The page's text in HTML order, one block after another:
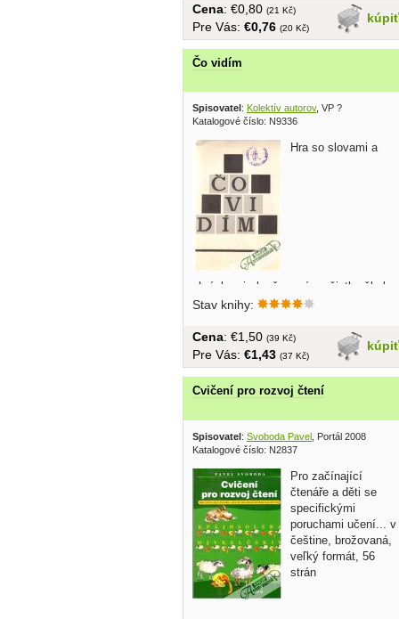
kúpiť
Cena: €0,80 (21 Kč)
Pre Vás: €0,76 (20 Kč)
Čo vidím
Spisovatel : Kolektív autorov, VP ?
Katalogové číslo: N9336
Hra so slovami a
obrázkami...brožovaná, pečiatka školy
Stav knihy:
kúpiť
Cena: €1,50 (39 Kč)
Pre Vás: €1,43 (37 Kč)
Cvičení pro rozvoj čtení
Spisovatel: Svoboda Pavel , Portál 2008
Katalogové číslo: N2837
Pro začínající
čtenáře a děti se
specifickými
poruchami učení... v
češtine, brožovaná,
veľký formát, 56
strán